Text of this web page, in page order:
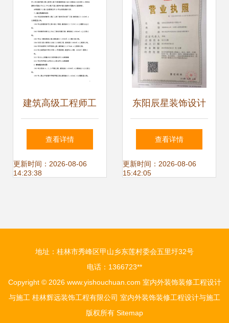
建筑高级工程师工
作总结 室内外装饰
装修工程设计与施
查看详情
更新时间：2026-08-06
14:23:38
东阳辰星装饰设计
匠心筑造室内外装
饰装修新典范
查看详情
更新时间：2026-08-06
15:42:05
地址：桂林市秀峰区甲山乡东莲村委会五里圩32号
电话：1366723**
Copyright © 2026 www.yishouchuan.com 室内外装饰装修工程设计
与施工 桂林辉远装饰工程有限公司 室内外装饰装修工程设计与施工
版权所有 Sitemap